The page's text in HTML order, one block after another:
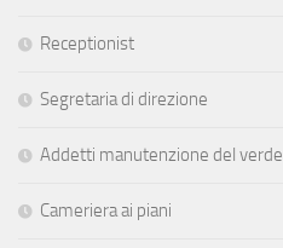
Receptionist
Segretaria di direzione
Addetti manutenzione del verde
Cameriera ai piani